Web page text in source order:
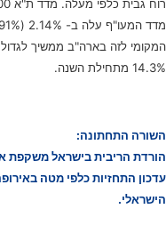
14.3% מתחילת השנה.
השורה התחתונה:
הורדת הריבית בישראל משקפת
עדכון התחזיות כלפי מטה
הישראלי.